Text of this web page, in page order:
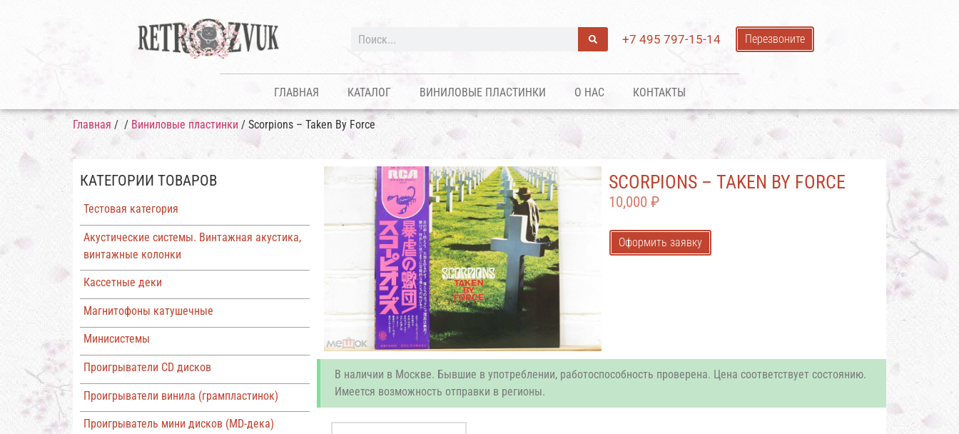
+7 495 797-15-14 Перезвоните
ГЛАВНАЯ КАТАЛОГ ВИНИЛОВЫЕ ПЛАСТИНКИ О НАС КОНТАКТЫ
Главная / / Виниловые пластинки / Scorpions ‎– Taken By Force
КАТЕГОРИИ ТОВАРОВ
Тестовая категория
Акустические системы. Винтажная акустика,
винтажные колонки
Кассетные деки
Магнитофоны катушечные
Минисистемы
Проигрыватели CD дисков
Проигрыватели винила (грампластинок)
Проигрыватель мини дисков (MD-дека)
SCORPIONS ‎– TAKEN BY FORCE
10,000 ₽
Оформить заявку
В наличии в Москве. Бывшие в употреблении, работоспособность проверена. Цена соответствует состоянию.
Имеется возможность отправки в регионы.